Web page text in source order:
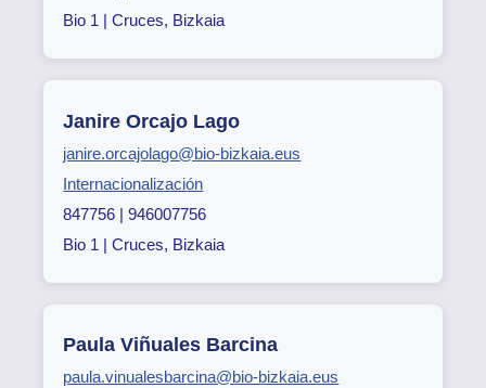
Bio 1 | Cruces, Bizkaia
Janire Orcajo Lago
janire.orcajolago@bio-bizkaia.eus
Internacionalización
847756 | 946007756
Bio 1 | Cruces, Bizkaia
Paula Viñuales Barcina
paula.vinualesbarcina@bio-bizkaia.eus